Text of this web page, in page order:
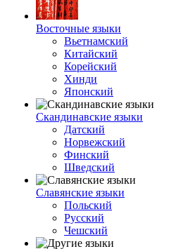
Восточные языки
Вьетнамский
Китайский
Корейский
Хинди
Японский
Скандинавские языки
Датский
Норвежский
Финский
Шведский
Славянские языки
Польский
Русский
Чешский